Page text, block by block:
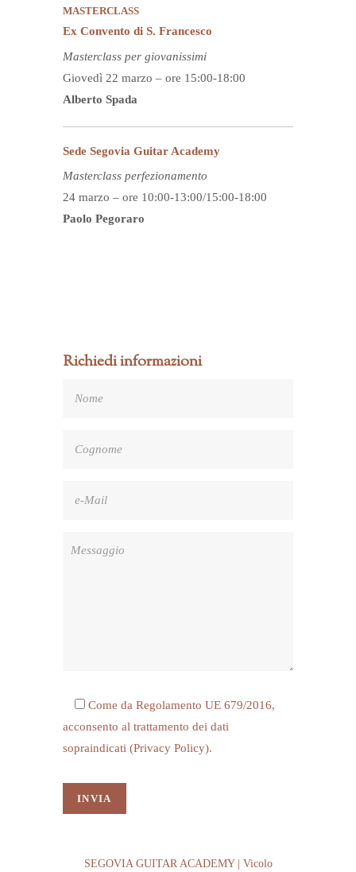
MASTERCLASS
Ex Convento di S. Francesco
Masterclass per giovanissimi
Giovedì 22 marzo – ore 15:00-18:00
Alberto Spada
Sede Segovia Guitar Academy
Masterclass perfezionamento
24 marzo – ore 10:00-13:00/15:00-18:00
Paolo Pegoraro
Richiedi informazioni
Come da Regolamento UE 679/2016,
acconsento al trattamento dei dati
sopraindicati (Privacy Policy).
SEGOVIA GUITAR ACADEMY | Vicolo